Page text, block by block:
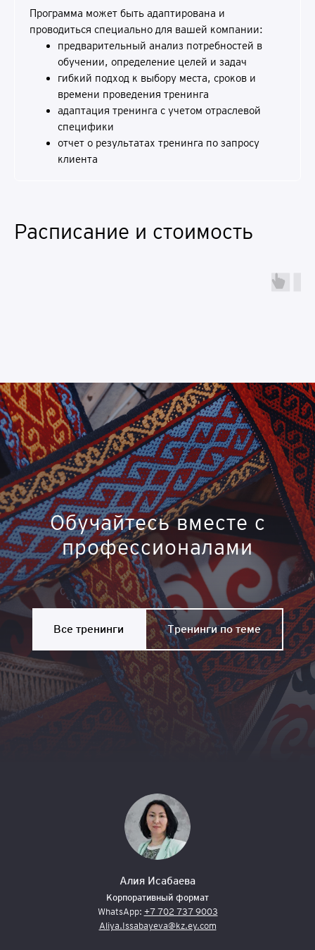
Программа может быть адаптирована и
проводиться специально для вашей компании:
предварительный анализ потребностей в
обучении, определение целей и задач
гибкий подход к выбору места, сроков и
времени проведения тренинга
адаптация тренинга с учетом отраслевой
специфики
отчет о результатах тренинга по запросу
клиента
Расписание и стоимость
Обучайтесь вместе с
профессионалами
Все тренинги Тренинги по теме
Алия Исабаева
Корпоративный формат
WhatsApp: +7 702 737 9003
Aliya.Issabayeva@kz.ey.com